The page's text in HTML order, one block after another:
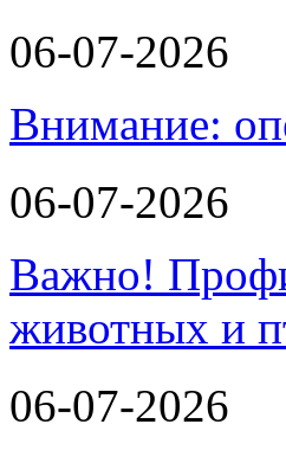
06-07-2026
Внимание:
06-07-2026
Важно!
животных и
06-07-2026